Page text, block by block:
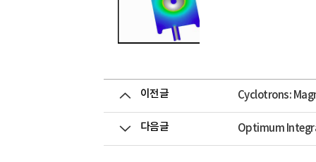
이전글 Cyclotrons:
다음글 Optimum